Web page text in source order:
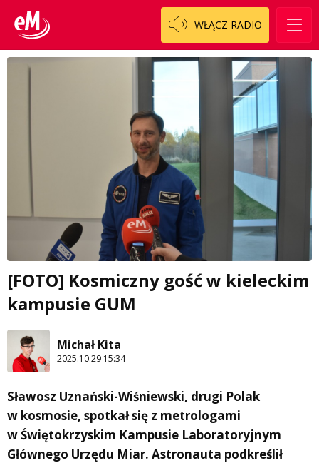
WŁĄCZ RADIO
[FOTO] Kosmiczny gość w kieleckim
kampusie GUM
Michał Kita
2025.10.29 15:34
Sławosz Uznański-Wiśniewski, drugi Polak
w kosmosie, spotkał się z metrologami
w Świętokrzyskim Kampusie Laboratoryjnym
Głównego Urzędu Miar. Astronauta podkreślił